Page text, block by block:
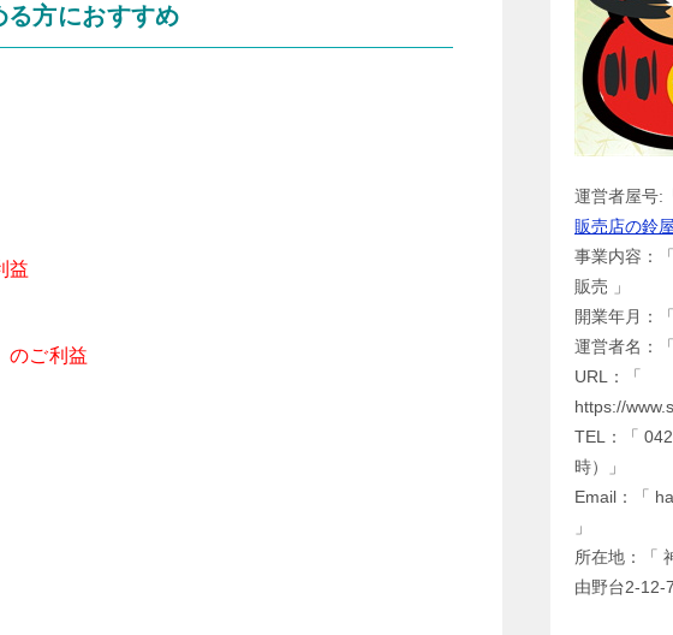
方におすすめ
益
のご利益
運営者屋号:「
販売店の鈴屋
事業内容：
販売 」
開業年月：
運営者名：
URL：「
https://
TEL：「
時）」
Email：「
」
所在地：「
由野台2-12-